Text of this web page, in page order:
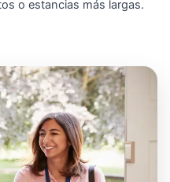
o estancias más largas.